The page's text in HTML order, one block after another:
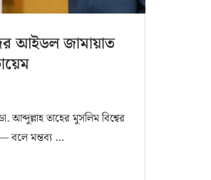
আইডল জামায়াত
আব্দুল্লাহ তাহের মুসলিম বিশ্বের
বলে মন্তব্য …